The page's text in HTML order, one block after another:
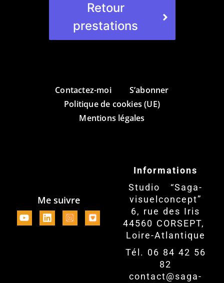
Retour
prestations
Contactez-moi
S’abonner
Politique de cookies (UE)
Mentions légales
Me suivre
Informations
Studio “Saga-
visuelconcept”
6, rue des Iris
44560 CORSEPT,
Loire-Atlantique
Tél. 06 84 42 56
82
contact@saga-